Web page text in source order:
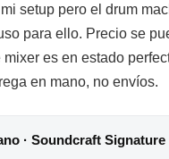
setup pero el drum
para ello. Precio se
mixer es en estado
en mano, no envíos.
· Soundcraft Signature